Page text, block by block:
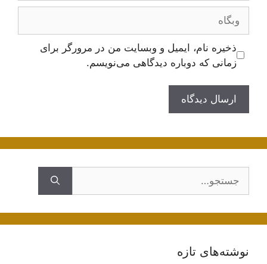
ذخیره نام، ایمیل و وبسایت من در مرورگر برای
زمانی که دوباره دیدگاهی می‌نویسم.
نوشته‌های تازه